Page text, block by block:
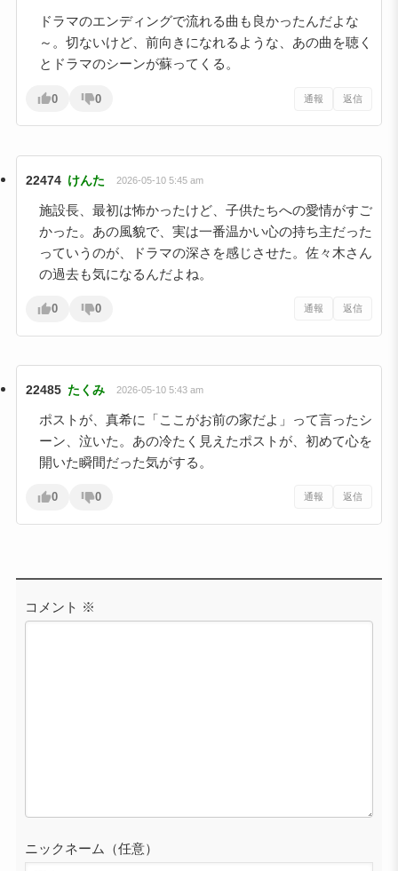
ドラマのエンディングで流れる曲も良かったんだよな
～。切ないけど、前向きになれるような、あの曲を聴く
とドラマのシーンが蘇ってくる。
0 0 通報 返信
22474 けんた 2026-05-10 5:45 am
施設長、最初は怖かったけど、子供たちへの愛情がすご
かった。あの風貌で、実は一番温かい心の持ち主だった
っていうのが、ドラマの深さを感じさせた。佐々木さん
の過去も気になるんだよね。
0 0 通報 返信
22485 たくみ 2026-05-10 5:43 am
ポストが、真希に「ここがお前の家だよ」って言ったシ
ーン、泣いた。あの冷たく見えたポストが、初めて心を
開いた瞬間だった気がする。
0 0 通報 返信
コメント ※
ニックネーム（任意）